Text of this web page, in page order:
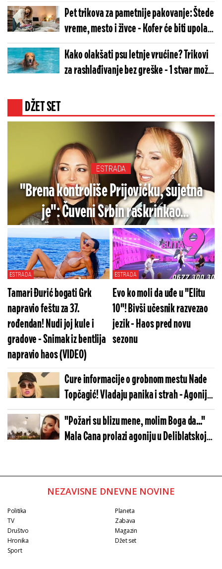
Pet trikova za pametnije pakovanje: Štede
vreme, mesto i živce - Kofer će biti upola
lakši
Kako olakšati psu letnje vrućine? Trikovi
za rashlađivanje bez greške - 1 stvar može
DŽET SET
ESTRADA
"Brena kontroliše Prijovićku, sujetna
je": Čuveni Srbin raskrinkao
Živojinoviće - Prodala me je
ESTRADA
Tamari Đurić bogati Grk
napravio feštu za 37.
rođendan! Nudi joj kule i
gradove - Snimak iz bentlija
napravio haos (VIDEO)
ESTRADA
Evo ko moli da uđe u "Elitu
10"! Bivši učesnik razvezao
jezik - Haos pred novu
sezonu
Cure informacije o grobnom mestu Nade
Topčagić! Vladaju panika i strah - Agonija
sve veća
"Požari su blizu mene, molim Boga da..."
Mala Cana prolazi agoniju u Deliblatskoj
NEZAVISNE DNEVNE NOVINE
Politika
TV
Društvo
Hronika
Sport
Planeta
Zabava
Magazin
Džet set